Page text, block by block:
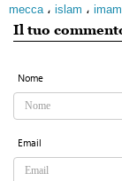
mecca ، islam ،
Il tuo
Nome
Email